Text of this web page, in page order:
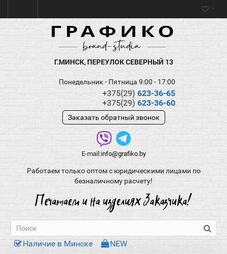
Г.МИНСК, ПЕРЕУЛОК СЕВЕРНЫЙ 13
Понедельник - Пятница 9:00 - 17:00
+375(29) 623-36-65
+375(29) 623-36-60
Заказать обратный звонок
E-mail:info@grafiko.by
Работаем только оптом с юридическими лицами по
безналичному расчету!
Наличие в Минске NEW